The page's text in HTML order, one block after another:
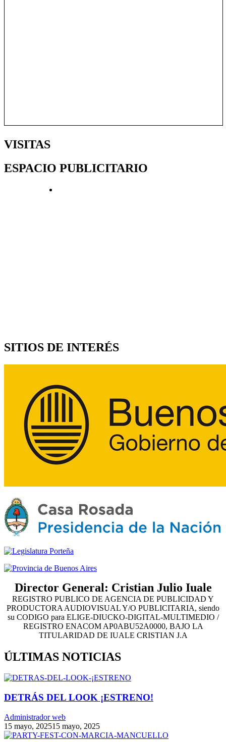
VISITAS
ESPACIO PUBLICITARIO
SITIOS DE INTERÉS
Director General: Cristian Julio Iuale
REGISTRO PUBLICO DE AGENCIA DE PUBLICIDAD Y
PRODUCTORA AUDIOVISUAL Y/O PUBLICITARIA, siendo
su CODIGO para ELIGE-DIUCKO-DIGITAL-MULTIMEDIO /
REGISTRO ENACOM AP0ABU52A0000, BAJO LA
TITULARIDAD DE IUALE CRISTIAN J.A
ÚLTIMAS NOTICIAS
DETRÁS DEL LOOK ¡ESTRENO!
Administrador web
15 mayo, 202515 mayo, 2025